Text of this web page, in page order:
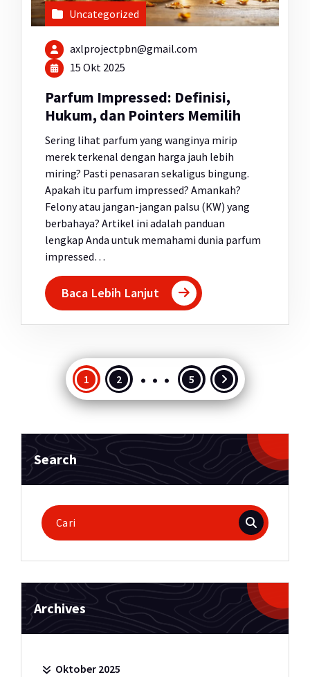
Uncategorized
axlprojectpbn@gmail.com
15 Okt 2025
Parfum Impressed: Definisi,
Hukum, dan Pointers Memilih
Sering lihat parfum yang wanginya mirip
merek terkenal dengan harga jauh lebih
miring? Pasti penasaran sekaligus bingung.
Apakah itu parfum impressed? Amankah?
Felony atau jangan-jangan palsu (KW) yang
berbahaya? Artikel ini adalah panduan
lengkap Anda untuk memahami dunia parfum
impressed…
Baca Lebih Lanjut
Paginasi
pos
1 2 … 5
Search
Pencarian
untuk:
Archives
Oktober 2025